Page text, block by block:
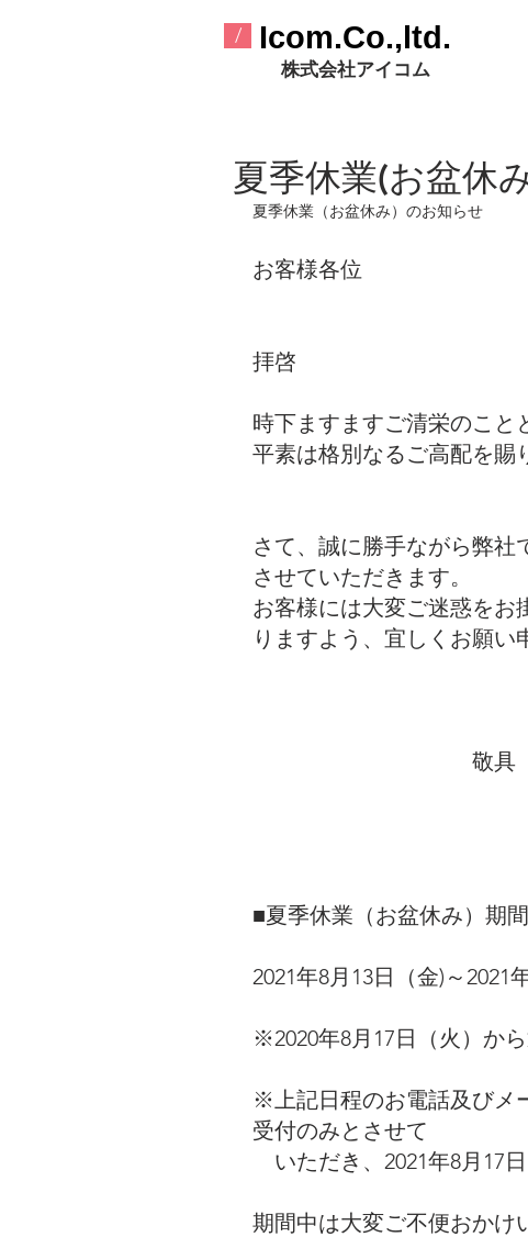
/ ​Icom.Co.,ltd.
​株式会社アイコム
夏季休業(お盆休
夏季休業（お盆休み）のお知らせ
お客様各位
拝啓
時下ますますご清栄のこと
平素は格別なるご高配を賜
さて、誠に勝手ながら弊社
させていただきます。
お客様には大変ご迷惑をお
りますよう、宜しくお願い
敬具
■夏季休業（お盆休み）期間
2021年8月13日（金)～2021
※2020年8月17日（火）か
※上記日程のお電話及びメ
受付のみとさせて
いただき、2021年8月17
期間中は大変ご不便おかけ